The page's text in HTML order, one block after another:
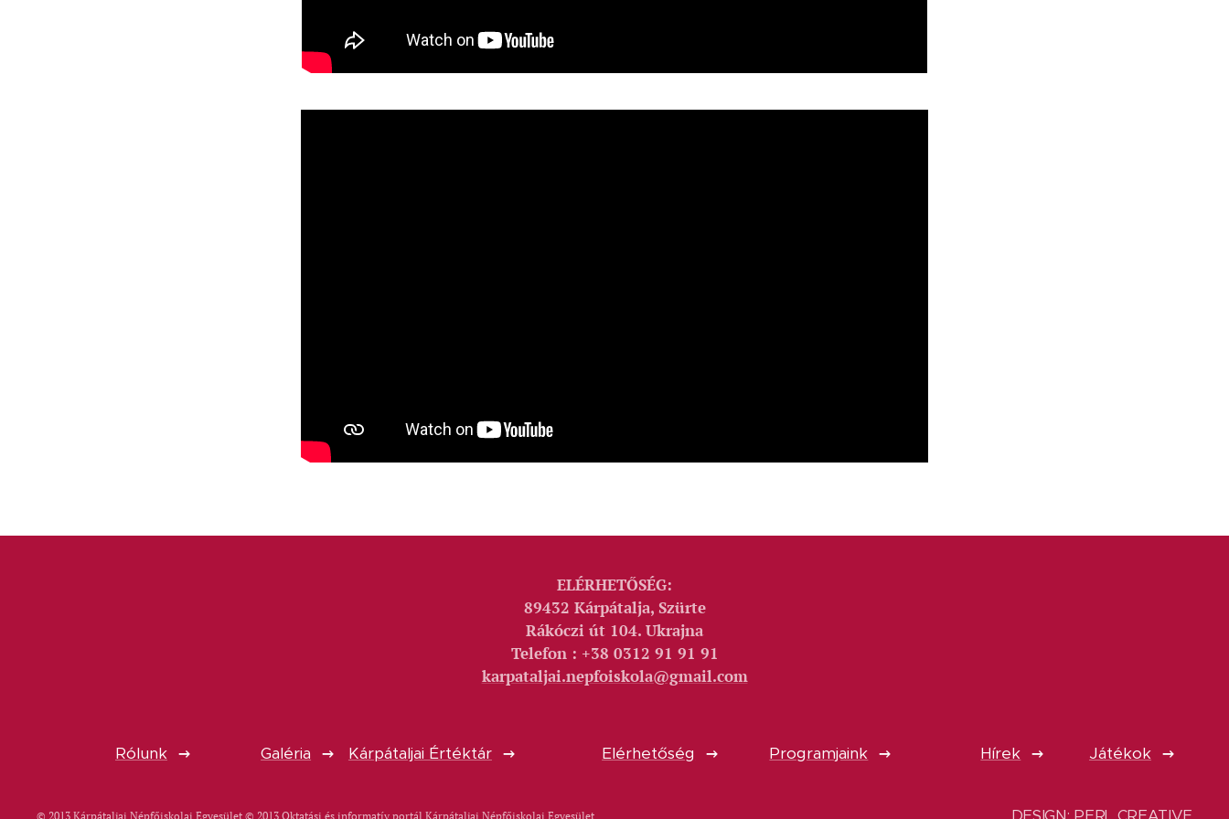
ELÉRHETŐSÉG:
89432 Kárpátalja, Szürte
Rákóczi út 104. Ukrajna
Telefon : +38 0312 91 91 91
karpataljai.nepfoiskola@gmail.com
Rólunk Galéria Kárpátaljai Értéktár Elérhetőség Programjaink Hírek Játékok
© 2013 Kárpátaljai Népfőiskolai Egyesület © 2013 Oktatási és informatív portál Kárpátaljai Népfőiskolai Egyesület